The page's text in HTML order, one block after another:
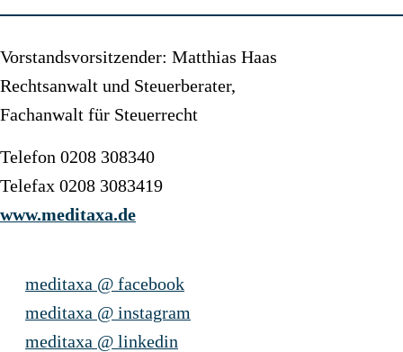
Vorstandsvorsitzender: Matthias Haas
Rechtsanwalt und Steuerberater,
Fachanwalt für Steuerrecht
Telefon 0208 308340
Telefax 0208 3083419
www.meditaxa.de
meditaxa @ facebook
meditaxa @ instagram
meditaxa @ linkedin